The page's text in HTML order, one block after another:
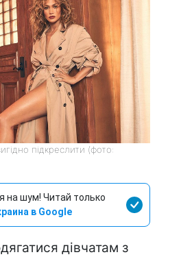
підкреслити (фото:
на шум! Читай только
в Google
дівчатам з